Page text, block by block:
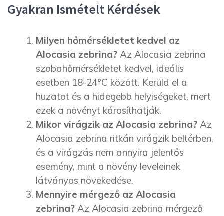
Gyakran Ismételt Kérdések
Milyen hőmérsékletet kedvel az
Alocasia zebrina? Az Alocasia zebrina
szobahőmérsékletet kedvel, ideális
esetben 18-24°C között. Kerüld el a
huzatot és a hidegebb helyiségeket, mert
ezek a növényt károsíthatják.
Mikor virágzik az Alocasia zebrina? Az
Alocasia zebrina ritkán virágzik beltérben,
és a virágzás nem annyira jelentős
esemény, mint a növény leveleinek
látványos növekedése.
Mennyire mérgező az Alocasia
zebrina? Az Alocasia zebrina mérgező